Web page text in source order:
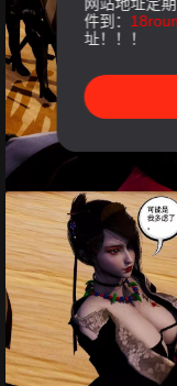
件到：
址！！！